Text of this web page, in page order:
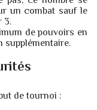
un combat sauf le
3.
de pouvoirs en
supplémentaire.
de tournoi :